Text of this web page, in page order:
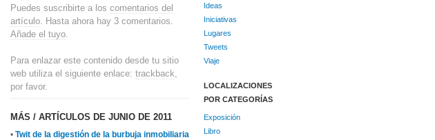
Puedes suscribirte a los comentarios del
artículo. Hasta ahora hay 3 comentarios.
Añade el tuyo.
Para enlazar este contenido desde tu sitio
web utiliza el siguiente enlace: trackback,
por favor.
MÁS / ARTÍCULOS DE JUNIO DE 2011
• Twit de la digestión de la burbuja inmobiliaria
Ideas
Iniciativas
Lugares
Tweets
Viaje
LOCALIZACIONES
POR CATEGORÍAS
Exposición
Libro